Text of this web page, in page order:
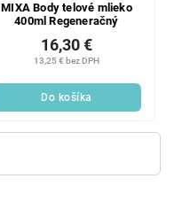
MIXA Body telové mlieko
400ml Regeneračný
13,25 € bez DPH
16,30 €
Do košíka